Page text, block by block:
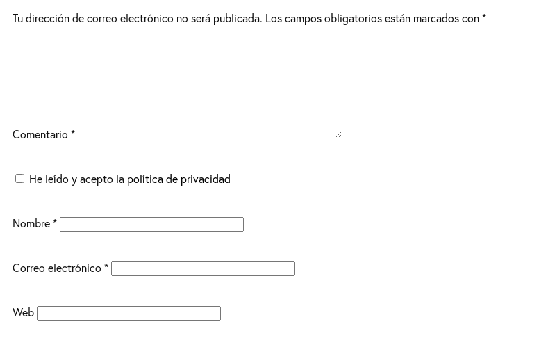
Tu dirección de correo electrónico no será publicada. Los campos obligatorios están marcados con *
Comentario *
He leído y acepto la política de privacidad
Nombre *
Correo electrónico *
Web